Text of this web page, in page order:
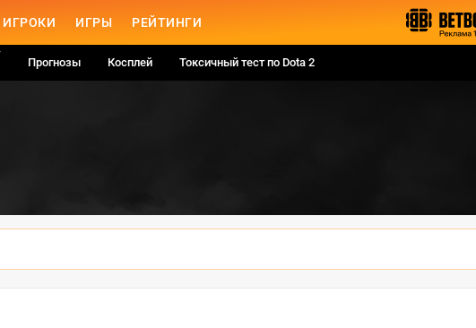
ИГРЫ РЕЙТИНГИ
Прогнозы Косплей Токсичный тест по Dota 2